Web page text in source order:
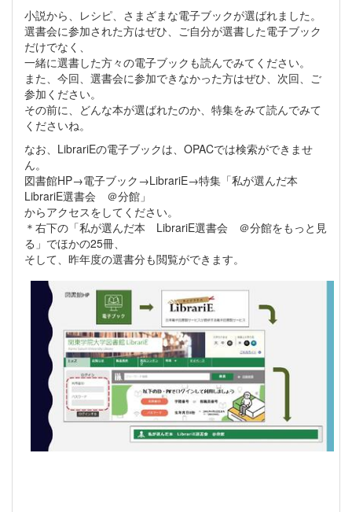
小説から、レシピ、さまざまな電子ブックが選ばれました。
選書会に参加された方はぜひ、ご自分が選書した電子ブック
だけでなく、
一緒に選書した方々の電子ブックも読んでみてください。
また、今回、選書会に参加できなかった方はぜひ、次回、ご
参加ください。
その前に、どんな本が選ばれたのか、特集をみて読んでみて
くださいね。
なお、LibrariEの電子ブックは、OPACでは検索ができませ
ん。
図書館HP→電子ブック→LibrariE→特集「私が選んだ本
LibrariE選書会 ＠分館」
からアクセスをしてください。
＊右下の「私が選んだ本 LibrariE選書会 ＠分館をもっと見
る」でほかの25冊、
そして、昨年度の選書分も閲覧ができます。